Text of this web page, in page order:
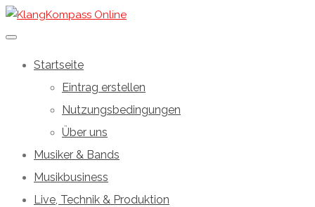
Startseite
Eintrag erstellen
Nutzungsbedingungen
Über uns
Musiker & Bands
Musikbusiness
Live, Technik & Produktion